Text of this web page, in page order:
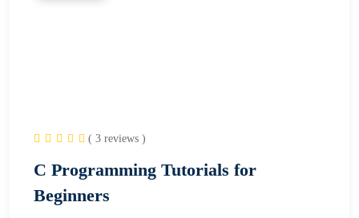
( 3 reviews )
C Programming Tutorials for
Beginners